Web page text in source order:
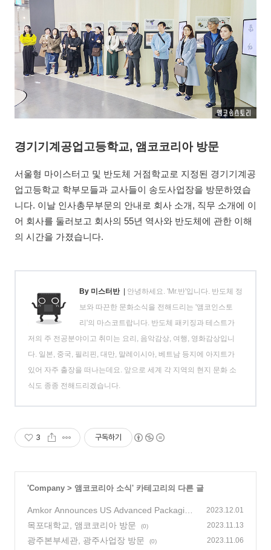
경기기계공업고등학교, 앰코코리아 방문
서울형 마이스터고 및 반도체 거점학교로 지정된 경기기계공
업고등학교 학부모들과 교사들이 송도사업장을 방문하였습
니다. 이날 인사총무부문의 안내로 회사 소개, 직무 소개에 이
어 회사를 둘러보고 회사의 55년 역사와 반도체에 관한 이해
의 시간을 가졌습니다.
By 미스터반 | 안녕하세요. 'Mr.반'입니다. 반도체 정
보와 따끈한 문화소식을 전해드리는 '앰코인스토
리'의 마스코트랍니다. 반도체 패키징과 테스트가
저의 주 전공분야이고 취미는 요리, 음악감상, 여행, 영화감상입니
다. 일본, 중국, 필리핀, 대만, 말레이시아, 베트남 등지에 아지트가
있어 자주 출장을 떠나는데요. 앞으로 세계 각 지역의 현지 문화 소
식도 종종 전해드리겠습니다.
3 구독하기
'Company > 앰코코리아 소식' 카테고리의 다른 글
Amkor Announces US Advanced Packaging
and Test Facility
(0)
2023.12.01
목포대학교, 앰코코리아 방문 (0) 2023.11.13
광주본부세관, 광주사업장 방문 (0) 2023.11.06